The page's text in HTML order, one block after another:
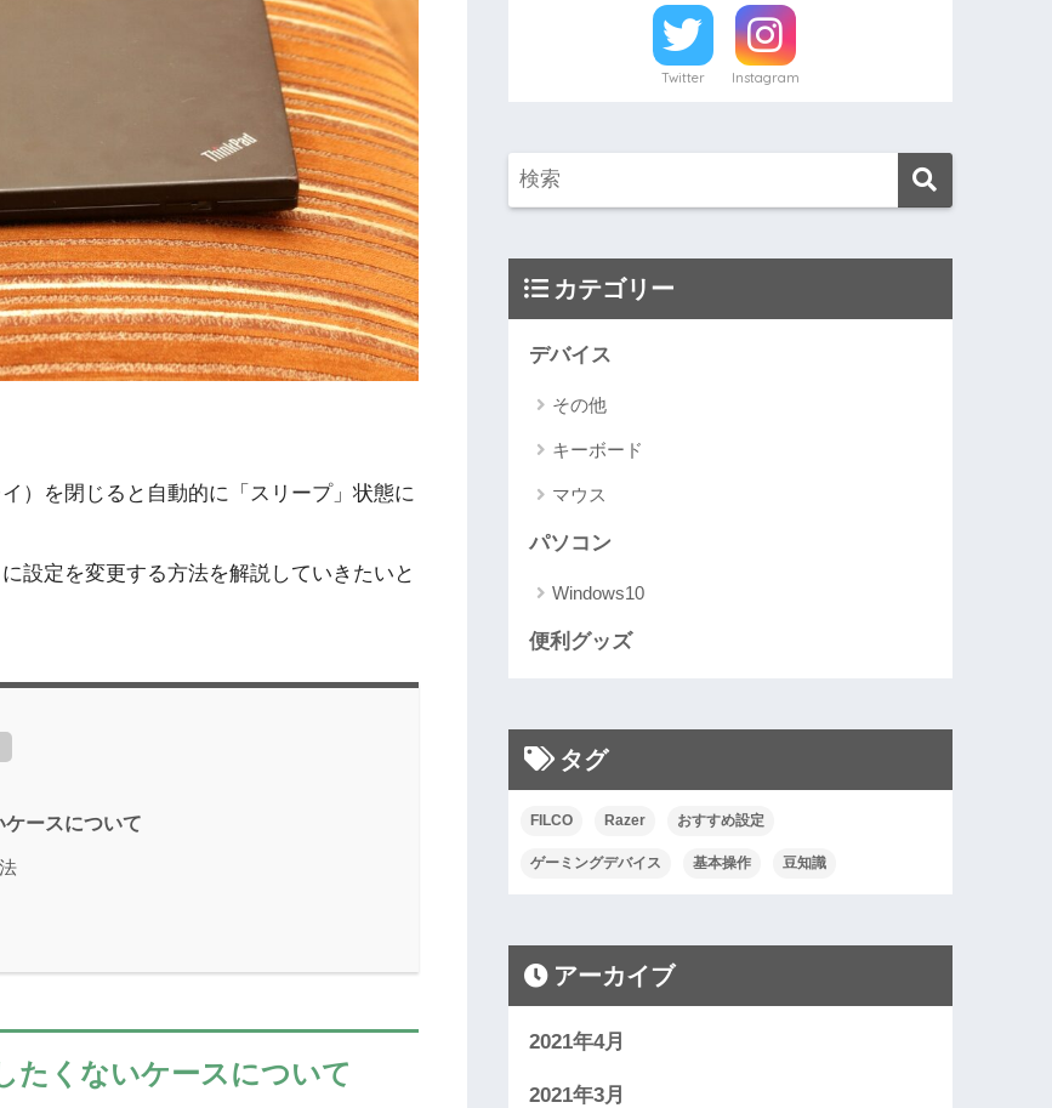
）を閉じると自動的に「スリープ」状態に
設定を変更する方法を解説していきたいと
ースについて
たくないケースについて
Twitter Instagram
カテゴリー
デバイス
その他
キーボード
マウス
パソコン
Windows10
便利グッズ
タグ
FILCO Razer おすすめ設定
ゲーミングデバイス 基本操作 豆知識
アーカイブ
2021年4月
2021年3月